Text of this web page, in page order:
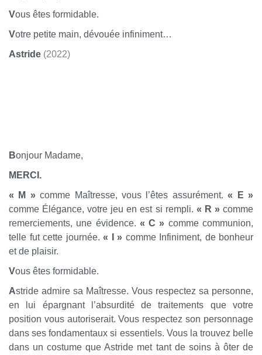
Vous êtes formidable.
Votre petite main, dévouée infiniment…
Astride (2022)
Bonjour Madame,
MERCI.
« M »comme Maîtresse, vous l’êtes assurément.« E »
comme Élégance, votre jeu en est si rempli. « R »comme
remerciements, une évidence. « C » comme communion,
telle fut cette journée. « I » comme Infiniment, de bonheur
et de plaisir.
Vous êtes formidable.
Astride admire sa Maîtresse. Vous respectez sa personne,
en lui épargnant l’absurdité de traitements que votre
position vous autoriserait. Vous respectez son personnage
dans ses fondamentaux si essentiels. Vous la trouvez belle
dans un costume que Astride met tant de soins à ôter de